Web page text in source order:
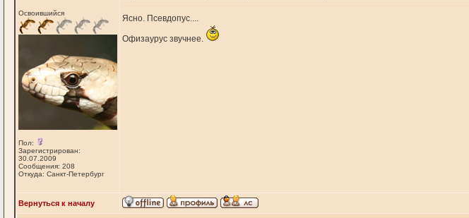
Освоившийся
Пол:
Зарегистрирован:
30.07.2009
Сообщения: 208
Откуда: Санкт-Петербург
Ясно. Псевдопус....
Офизаурус звучнее.
Вернуться к началу